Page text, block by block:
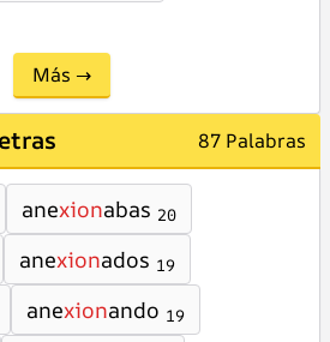
Más →
87 Palabras
anexionabas 20
anexionados 19
anexionando 19